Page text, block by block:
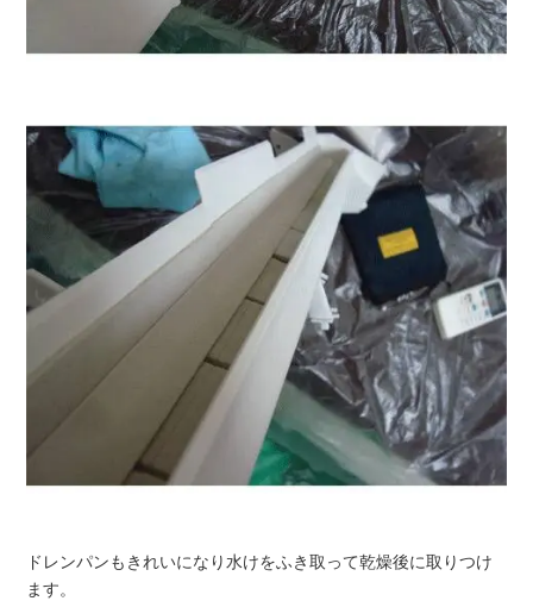
ドレンパンもきれいになり水けをふき取って乾燥後に取りつけ
ます。